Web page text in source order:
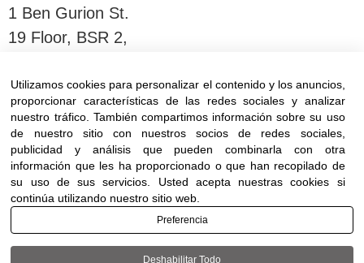
1 Ben Gurion St.
19 Floor, BSR 2,
T:03-6005572| F: 03-6005531
E:
office@dwo.co.il
Utilizamos cookies para personalizar el contenido y los anuncios,
proporcionar características de las redes sociales y analizar
nuestro tráfico. También compartimos información sobre su uso
de nuestro sitio con nuestros socios de redes sociales,
publicidad y análisis que pueden combinarla con otra
información que les ha proporcionado o que han recopilado de
su uso de sus servicios. Usted acepta nuestras cookies si
continúa utilizando nuestro sitio web.
Preferencia
Deshabilitar Todo